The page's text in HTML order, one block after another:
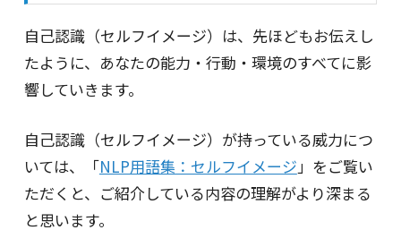
自己認識（セルフイメージ）は、先ほどもお伝えし
たように、あなたの能力・行動・環境のすべてに影
響していきます。
自己認識（セルフイメージ）が持っている威力につ
いては、「NLP用語集：セルフイメージ 」をご覧い
ただくと、ご紹介している内容の理解がより深まる
と思います。